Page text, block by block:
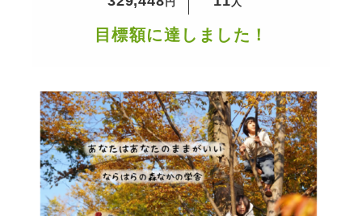
円 人
目標額に達しました！